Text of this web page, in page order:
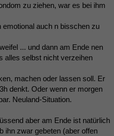
zu ziehen, war es bei ihm
auch n bisschen zu
... und dann am Ende nen
alles selbst nicht verzeihen
machen oder lassen soll. Er
denkt. Oder wenn er morgen
Neuland-Situation.
aber am Ende ist natürlich
ihn zwar gebeten (aber offen